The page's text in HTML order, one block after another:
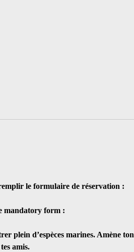
le formulaire de réservation :
mandatory form :
plein d’espèces marines. Amène ton
amis.